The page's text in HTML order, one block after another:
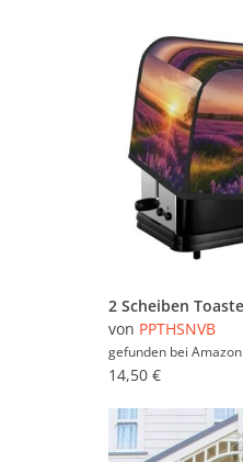
von PPTHSNVB
gefunden bei Amazon
14,50 €